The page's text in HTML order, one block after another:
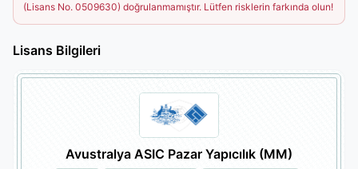
(Lisans No. 0509630) doğrulanmamıştır. Lütfen risklerin farkında olun!
Lisans Bilgileri
Avustralya ASIC Pazar Yapıcılık (MM)